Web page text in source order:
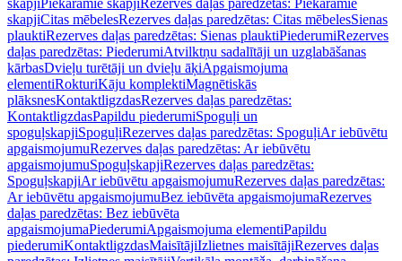
skapjiPiekaramie skapjiRezerves daļas paredzētas: Piekaramie
skapjiCitas mēbelesRezerves daļas paredzētas: Citas mēbelesSienas
plauktiRezerves daļas paredzētas: Sienas plauktiPiederumiRezerves
daļas paredzētas: PiederumiAtvilktņu sadalītāji un uzglabāšanas
kārbasDvieļu turētāji un dvieļu āķiApgaismojuma
elementiRokturiKāju komplektiMagnētiskās
plāksnesKontaktligzdasRezerves daļas paredzētas:
KontaktligzdasPapildu piederumiSpoguļi un
spoguļskapjiSpoguļiRezerves daļas paredzētas: SpoguļiAr iebūvētu
apgaismojumuRezerves daļas paredzētas: Ar iebūvētu
apgaismojumuSpoguļskapjiRezerves daļas paredzētas:
SpoguļskapjiAr iebūvētu apgaismojumuRezerves daļas paredzētas:
Ar iebūvētu apgaismojumuBez iebūvēta apgaismojumaRezerves
daļas paredzētas: Bez iebūvēta
apgaismojumaPiederumiApgaismojuma elementiPapildu
piederumiKontaktligzdasMaisītājiIzlietnes maisītājiRezerves daļas